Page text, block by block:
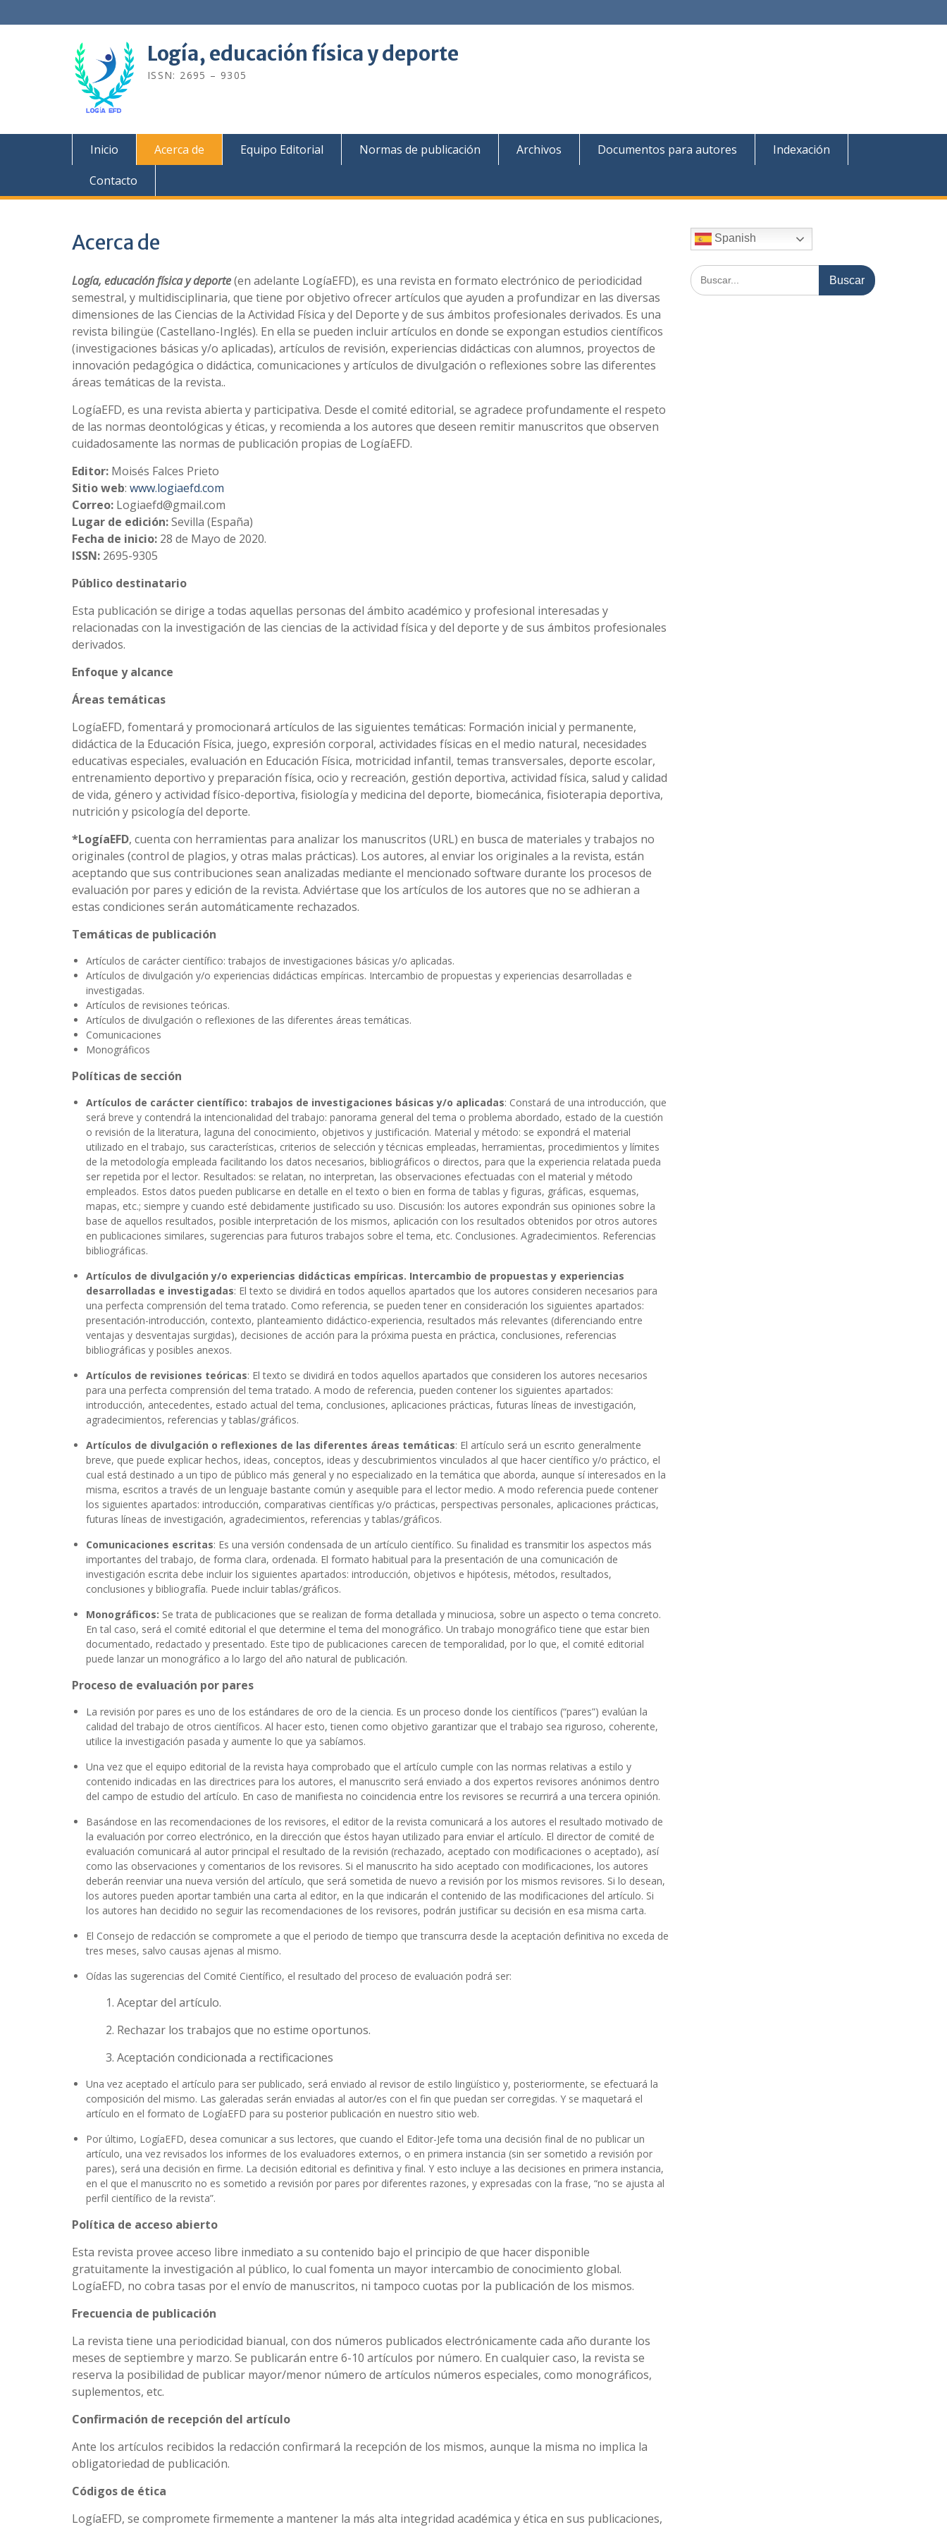
contenido
Logía, educación física y deporte
ISSN: 2695 – 9305
Inicio Acerca de Equipo Editorial Normas de publicación Archivos Documentos para autores
Indexación
Contacto
Acerca de
Logía, educación física y deporte(en adelante LogíaEFD), es una revista en formato electrónico de periodicidad
semestral, y multidisciplinaria, que tiene por objetivo ofrecer artículos que ayuden a profundizar en las diversas
dimensiones de las Ciencias de la Actividad Física y del Deporte y de sus ámbitos profesionales derivados. Es una
revista bilingüe (Castellano-Inglés). En ella se pueden incluir artículos en donde se expongan estudios científicos
(investigaciones básicas y/o aplicadas), artículos de revisión, experiencias didácticas con alumnos, proyectos de
innovación pedagógica o didáctica, comunicaciones y artículos de divulgación o reflexiones sobre las diferentes
áreas temáticas de la revista..
LogíaEFD, es una revista abierta y participativa. Desde el comité editorial, se agradece profundamente el respeto
de las normas deontológicas y éticas, y recomienda a los autores que deseen remitir manuscritos que observen
cuidadosamente las normas de publicación propias de LogíaEFD.
Editor: Moisés Falces Prieto
Sitio web: www.logiaefd.com
Correo: Logiaefd@gmail.com
Lugar de edición:Sevilla (España)
Fecha de inicio: 28 de Mayo de 2020.
ISSN: 2695-9305
Público destinatario
Esta publicación se dirige a todas aquellas personas del ámbito académico y profesional interesadas y
relacionadas con la investigación de las ciencias de la actividad física y del deporte y de sus ámbitos profesionales
derivados.
Enfoque y alcance
Áreas temáticas
LogíaEFD, fomentará y promocionará artículos de las siguientes temáticas: Formación inicial y permanente,
didáctica de la Educación Física, juego, expresión corporal, actividades físicas en el medio natural, necesidades
educativas especiales, evaluación en Educación Física, motricidad infantil, temas transversales, deporte escolar,
entrenamiento deportivo y preparación física, ocio y recreación, gestión deportiva, actividad física, salud y calidad
de vida, género y actividad físico-deportiva, fisiología y medicina del deporte, biomecánica, fisioterapia deportiva,
nutrición y psicología del deporte.
*LogíaEFD, cuenta con herramientas para analizar los manuscritos (URL) en busca de materiales y trabajos no
originales (control de plagios, y otras malas prácticas). Los autores, al enviar los originales a la revista, están
aceptando que sus contribuciones sean analizadas mediante el mencionado software durante los procesos de
evaluación por pares y edición de la revista. Adviértase que los artículos de los autores que no se adhieran a
estas condiciones serán automáticamente rechazados.
Temáticas de publicación
Artículos de carácter científico: trabajos de investigaciones básicas y/o aplicadas.
Artículos de divulgación y/o experiencias didácticas empíricas. Intercambio de propuestas y experiencias desarrolladas e
investigadas.
Artículos de revisiones teóricas.
Artículos de divulgación o reflexiones de las diferentes áreas temáticas.
Comunicaciones
Monográficos
Políticas de sección
Artículos de carácter científico: trabajos de investigaciones básicas y/o aplicadas: Constará de una introducción, que
será breve y contendrá la intencionalidad del trabajo: panorama general del tema o problema abordado, estado de la cuestión
o revisión de la literatura, laguna del conocimiento, objetivos y justificación. Material y método: se expondrá el material
utilizado en el trabajo, sus características, criterios de selección y técnicas empleadas, herramientas, procedimientos y límites
de la metodología empleada facilitando los datos necesarios, bibliográficos o directos, para que la experiencia relatada pueda
ser repetida por el lector. Resultados: se relatan, no interpretan, las observaciones efectuadas con el material y método
empleados. Estos datos pueden publicarse en detalle en el texto o bien en forma de tablas y figuras, gráficas, esquemas,
mapas, etc.; siempre y cuando esté debidamente justificado su uso. Discusión: los autores expondrán sus opiniones sobre la
base de aquellos resultados, posible interpretación de los mismos, aplicación con los resultados obtenidos por otros autores
en publicaciones similares, sugerencias para futuros trabajos sobre el tema, etc. Conclusiones. Agradecimientos. Referencias
bibliográficas.
Artículos de divulgación y/o experiencias didácticas empíricas. Intercambio de propuestas y experiencias
desarrolladas e investigadas: El texto se dividirá en todos aquellos apartados que los autores consideren necesarios para
una perfecta comprensión del tema tratado. Como referencia, se pueden tener en consideración los siguientes apartados:
presentación-introducción, contexto, planteamiento didáctico-experiencia, resultados más relevantes (diferenciando entre
ventajas y desventajas surgidas), decisiones de acción para la próxima puesta en práctica, conclusiones, referencias
bibliográficas y posibles anexos.
Artículos de revisiones teóricas: El texto se dividirá en todos aquellos apartados que consideren los autores necesarios
para una perfecta comprensión del tema tratado. A modo de referencia, pueden contener los siguientes apartados:
introducción, antecedentes, estado actual del tema, conclusiones, aplicaciones prácticas, futuras líneas de investigación,
agradecimientos, referencias y tablas/gráficos.
Artículos de divulgación o reflexiones de las diferentes áreas temáticas: El artículo será un escrito generalmente
breve, que puede explicar hechos, ideas, conceptos, ideas y descubrimientos vinculados al que hacer científico y/o práctico, el
cual está destinado a un tipo de público más general y no especializado en la temática que aborda, aunque sí interesados en la
misma, escritos a través de un lenguaje bastante común y asequible para el lector medio. A modo referencia puede contener
los siguientes apartados: introducción, comparativas científicas y/o prácticas, perspectivas personales, aplicaciones prácticas,
futuras líneas de investigación, agradecimientos, referencias y tablas/gráficos.
Comunicaciones escritas: Es una versión condensada de un artículo científico. Su finalidad es transmitir los aspectos más
importantes del trabajo, de forma clara, ordenada. El formato habitual para la presentación de una comunicación de
investigación escrita debe incluir los siguientes apartados: introducción, objetivos e hipótesis, métodos, resultados,
conclusiones y bibliografía. Puede incluir tablas/gráficos.
Monográficos: Se trata de publicaciones que se realizan de forma detallada y minuciosa, sobre un aspecto o tema concreto.
En tal caso, será el comité editorial el que determine el tema del monográfico. Un trabajo monográfico tiene que estar bien
documentado, redactado y presentado. Este tipo de publicaciones carecen de temporalidad, por lo que, el comité editorial
puede lanzar un monográfico a lo largo del año natural de publicación.
Proceso de evaluación por pares
La revisión por pares es uno de los estándares de oro de la ciencia. Es un proceso donde los científicos (“pares”) evalúan la
calidad del trabajo de otros científicos. Al hacer esto, tienen como objetivo garantizar que el trabajo sea riguroso, coherente,
utilice la investigación pasada y aumente lo que ya sabíamos.
Una vez que el equipo editorial de la revista haya comprobado que el artículo cumple con las normas relativas a estilo y
contenido indicadas en las directrices para los autores, el manuscrito será enviado a dos expertos revisores anónimos dentro
del campo de estudio del artículo. En caso de manifiesta no coincidencia entre los revisores se recurrirá a una tercera opinión.
Basándose en las recomendaciones de los revisores, el editor de la revista comunicará a los autores el resultado motivado de
la evaluación por correo electrónico, en la dirección que éstos hayan utilizado para enviar el artículo. El director de comité de
evaluación comunicará al autor principal el resultado de la revisión (rechazado, aceptado con modificaciones o aceptado), así
como las observaciones y comentarios de los revisores. Si el manuscrito ha sido aceptado con modificaciones, los autores
deberán reenviar una nueva versión del artículo, que será sometida de nuevo a revisión por los mismos revisores. Si lo desean,
los autores pueden aportar también una carta al editor, en la que indicarán el contenido de las modificaciones del artículo. Si
los autores han decidido no seguir las recomendaciones de los revisores, podrán justificar su decisión en esa misma carta.
El Consejo de redacción se compromete a que el periodo de tiempo que transcurra desde la aceptación definitiva no exceda de
tres meses, salvo causas ajenas al mismo.
Oídas las sugerencias del Comité Científico, el resultado del proceso de evaluación podrá ser:
1. Aceptar del artículo.
2. Rechazar los trabajos que no estime oportunos.
3. Aceptación condicionada a rectificaciones
Una vez aceptado el artículo para ser publicado, será enviado al revisor de estilo lingüístico y, posteriormente, se efectuará la
composición del mismo. Las galeradas serán enviadas al autor/es con el fin que puedan ser corregidas. Y se maquetará el
artículo en el formato de LogíaEFD para su posterior publicación en nuestro sitio web.
Por último, LogíaEFD, desea comunicar a sus lectores, que cuando el Editor-Jefe toma una decisión final de no publicar un
artículo, una vez revisados los informes de los evaluadores externos, o en primera instancia (sin ser sometido a revisión por
pares), será una decisión en firme. La decisión editorial es definitiva y final. Y esto incluye a las decisiones en primera instancia,
en el que el manuscrito no es sometido a revisión por pares por diferentes razones, y expresadas con la frase, “no se ajusta al
perfil científico de la revista”.
Política de acceso abierto
Esta revista provee acceso libre inmediato a su contenido bajo el principio de que hacer disponible
gratuitamente la investigación al público, lo cual fomenta un mayor intercambio de conocimiento global.
LogíaEFD, no cobra tasas por el envío de manuscritos, ni tampoco cuotas por la publicación de los mismos.
Frecuencia de publicación
La revista tiene una periodicidad bianual, con dos números publicados electrónicamente cada año durante los
meses de septiembre y marzo. Se publicarán entre 6-10 artículos por número. En cualquier caso, la revista se
reserva la posibilidad de publicar mayor/menor número de artículos números especiales, como monográficos,
suplementos, etc.
Confirmación de recepción del artículo
Ante los artículos recibidos la redacción confirmará la recepción de los mismos, aunque la misma no implica la
obligatoriedad de publicación.
Códigos de ética
LogíaEFD, se compromete firmemente a mantener la más alta integridad académica y ética en sus publicaciones,
Spanish
Buscar
por: